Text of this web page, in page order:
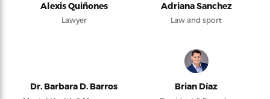
Alexis Quiñones
Lawyer
Adriana Sanchez
Law and sport
Dr. Barbara D. Barros Brian Díaz